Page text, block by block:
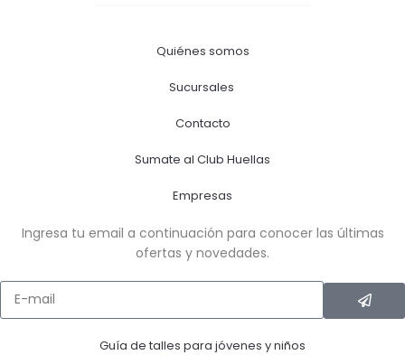
Quiénes somos
Sucursales
Contacto
Sumate al Club Huellas
Empresas
Ingresa tu email a continuación para conocer las últimas
ofertas y novedades.
Guía de talles para jóvenes y niños